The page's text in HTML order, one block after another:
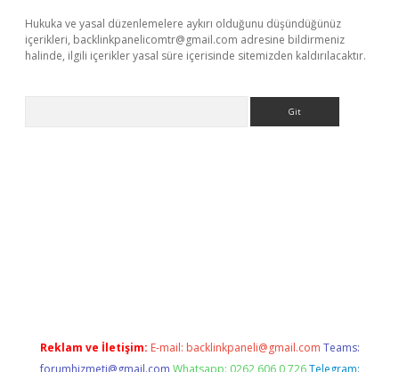
Hukuka ve yasal düzenlemelere aykırı olduğunu düşündüğünüz
içerikleri, backlinkpanelicomtr@gmail.com adresine bildirmeniz
halinde, ilgili içerikler yasal süre içerisinde sitemizden kaldırılacaktır.
Reklam ve İletişim: E-mail: backlinkpaneli@gmail.com Teams:
forumhizmeti@gmail.com Whatsapp: 0262 606 0 726 Telegram: